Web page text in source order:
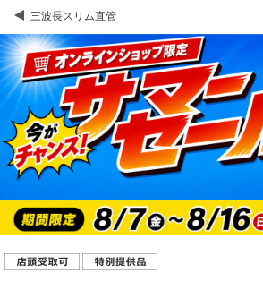
三波長スリム直管